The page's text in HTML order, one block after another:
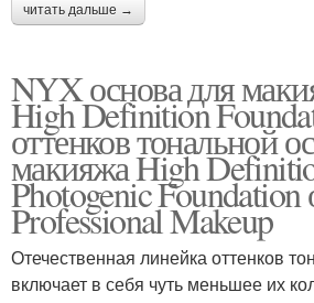
читать дальше →
NYX основа для
High Definition
оттенков тональной
макияжа High
Photogenic
Professional Makeup
Отечественная линейка оттенков
включает в себя чуть меньшее их